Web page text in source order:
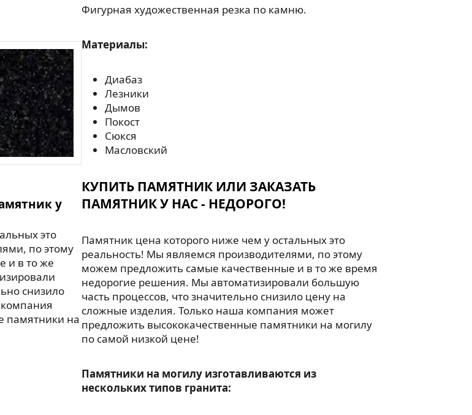
у
это
по этому
и в то же
снизило
памятники на
Фигурная художественная резка по камню.
Материалы:
Диабаз
Лезники
Дымов
Покост
Сюкся
Масловский
КУПИТЬ ПАМЯТНИК ИЛИ ЗАКАЗАТЬ
ПАМЯТНИК У НАС - НЕДОРОГО!
Памятник цена которого ниже чем у остальных это
реальность! Мы являемся производителями, по этому
можем предложить самые качественные и в то же время
недорогие решения. Мы автоматизировали большую
часть процессов, что значительно снизило цену на
сложные изделия. Только наша компания может
предложить высококачественные памятники на могилу
по самой низкой цене!
Памятники на могилу изготавливаются из
нескольких типов гранита: